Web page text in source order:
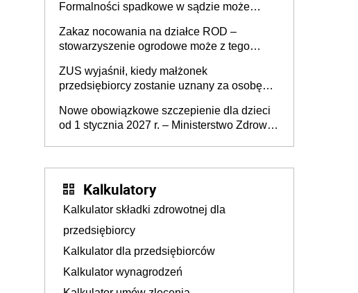
Formalności spadkowe w sądzie może
zmarłego
Zakaz nocowania na działce ROD –
stowarzyszenie ogrodowe może z tego
działki (wypowiedzieć dzierżawę)?
ZUS wyjaśnił, kiedy małżonek
przedsiębiorcy zostanie uznany za osobę
Nowe obowiązkowe szczepienie dla dzieci
od 1 stycznia 2027 r. – Ministerstwo Zdrowia
Kalkulatory
Kalkulator składki zdrowotnej dla
przedsiębiorcy
Kalkulator dla przedsiębiorców
Kalkulator wynagrodzeń